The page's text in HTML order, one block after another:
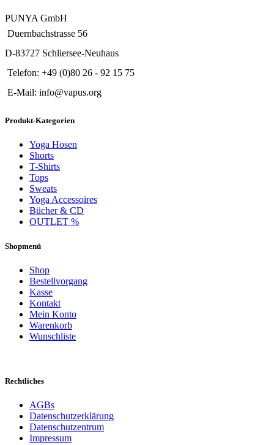
PUNYA GmbH
Duernbachstrasse 56
D-83727 Schliersee-Neuhaus
Telefon: +49 (0)80 26 - 92 15 75
E-Mail: info@vapus.org
Produkt-Kategorien
Yoga Hosen
Shorts
T-Shirts
Tops
Sweats
Yoga Accessoires
Bücher & CD
OUTLET %
Shopmenü
Shop
Bestellvorgang
Kasse
Kontakt
Mein Konto
Warenkorb
Wunschliste
Rechtliches
AGBs
Datenschutzerklärung
Datenschutzentrum
Impressum